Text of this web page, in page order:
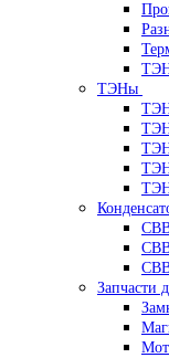
ТЭНы
Запчасти